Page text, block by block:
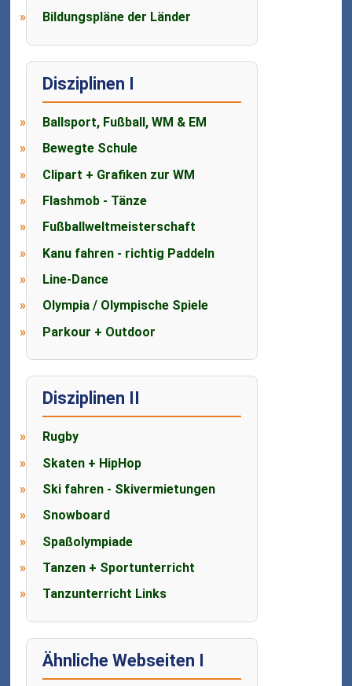
Bildungspläne der Länder
Disziplinen I
Ballsport, Fußball, WM & EM
Bewegte Schule
Clipart + Grafiken zur WM
Flashmob - Tänze
Fußballweltmeisterschaft
Kanu fahren - richtig Paddeln
Line-Dance
Olympia / Olympische Spiele
Parkour + Outdoor
Disziplinen II
Rugby
Skaten + HipHop
Ski fahren - Skivermietungen
Snowboard
Spaßolympiade
Tanzen + Sportunterricht
Tanzunterricht Links
Ähnliche Webseiten I